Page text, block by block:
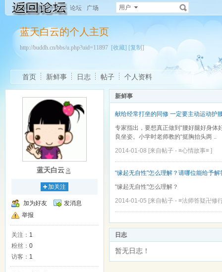
论坛 广场 用户
蓝天白云的个人主页
http://buddh.cn/bbs/u.php?uid=11897 [收藏] [复制]
首页 新鲜事 日志 帖子 个人资料
蓝天白云
加关注
加为好友
发消息
举报
关注： 1
粉丝： 0
访客： 1
新鲜事
献给经常打坐的同修 一定要主动运动护
专家指出，要想真正做到“腰好腿好身
良坐姿。小学时老师教的“挺胸抬头两 ..
2014-01-08 [来自帖子 - ≡心情故事≡ ]
“缘起无自性"怎么理解？请哪位能给予解
“缘起无自性"怎么理解？
2014-01-05 [来自帖子 - ≡法师答疑卍修
日志
暂无日志！